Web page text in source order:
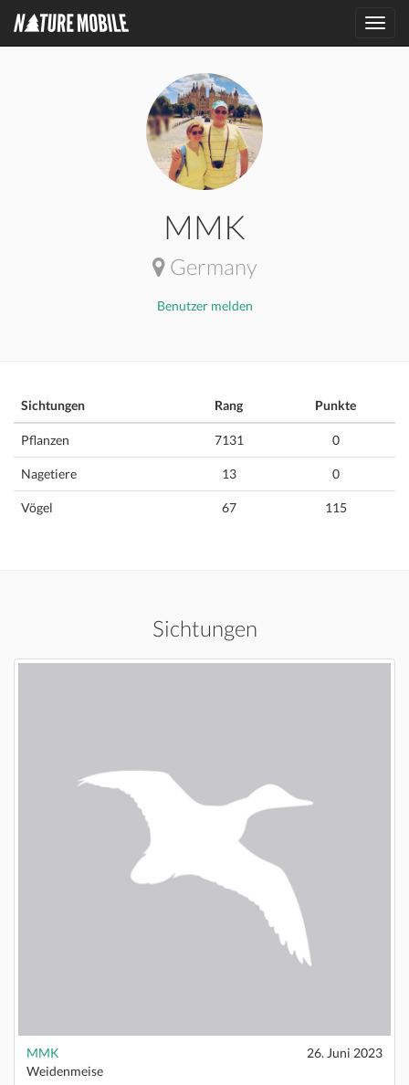
MMK
Germany
Benutzer melden
Sichtungen Rang Punkte
Pflanzen 7131 0
Nagetiere 13 0
Vögel 67 115
Sichtungen
MMK
26. Juni 2023
Weidenmeise